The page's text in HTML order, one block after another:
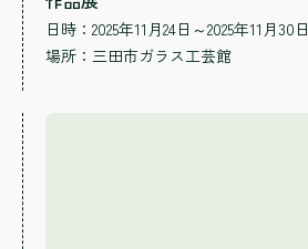
日時：2025年11月24日～2025年11月30日
場所： 三田市ガラス工芸館